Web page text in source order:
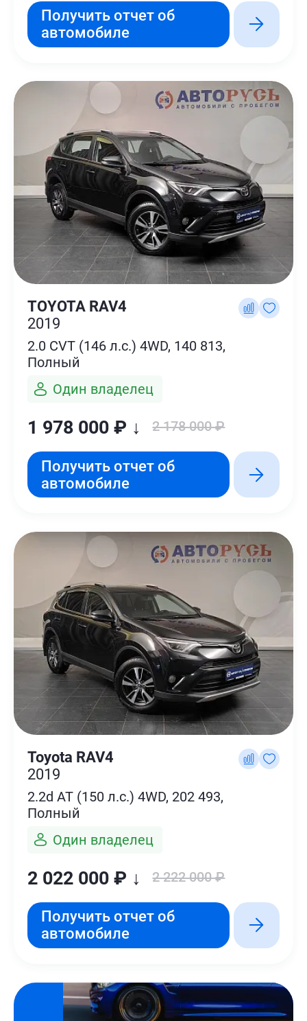
Получить отчет об
автомобиле
TOYOTA RAV4
2019
2.0 CVT (146 л.с.) 4WD, 140 813,
Полный
Один владелец
1 978 000 ₽ ↓ 2 178 000 ₽
Получить отчет об
автомобиле
Toyota RAV4
2019
2.2d AT (150 л.с.) 4WD, 202 493,
Полный
Один владелец
2 022 000 ₽ ↓ 2 222 000 ₽
Получить отчет об
автомобиле